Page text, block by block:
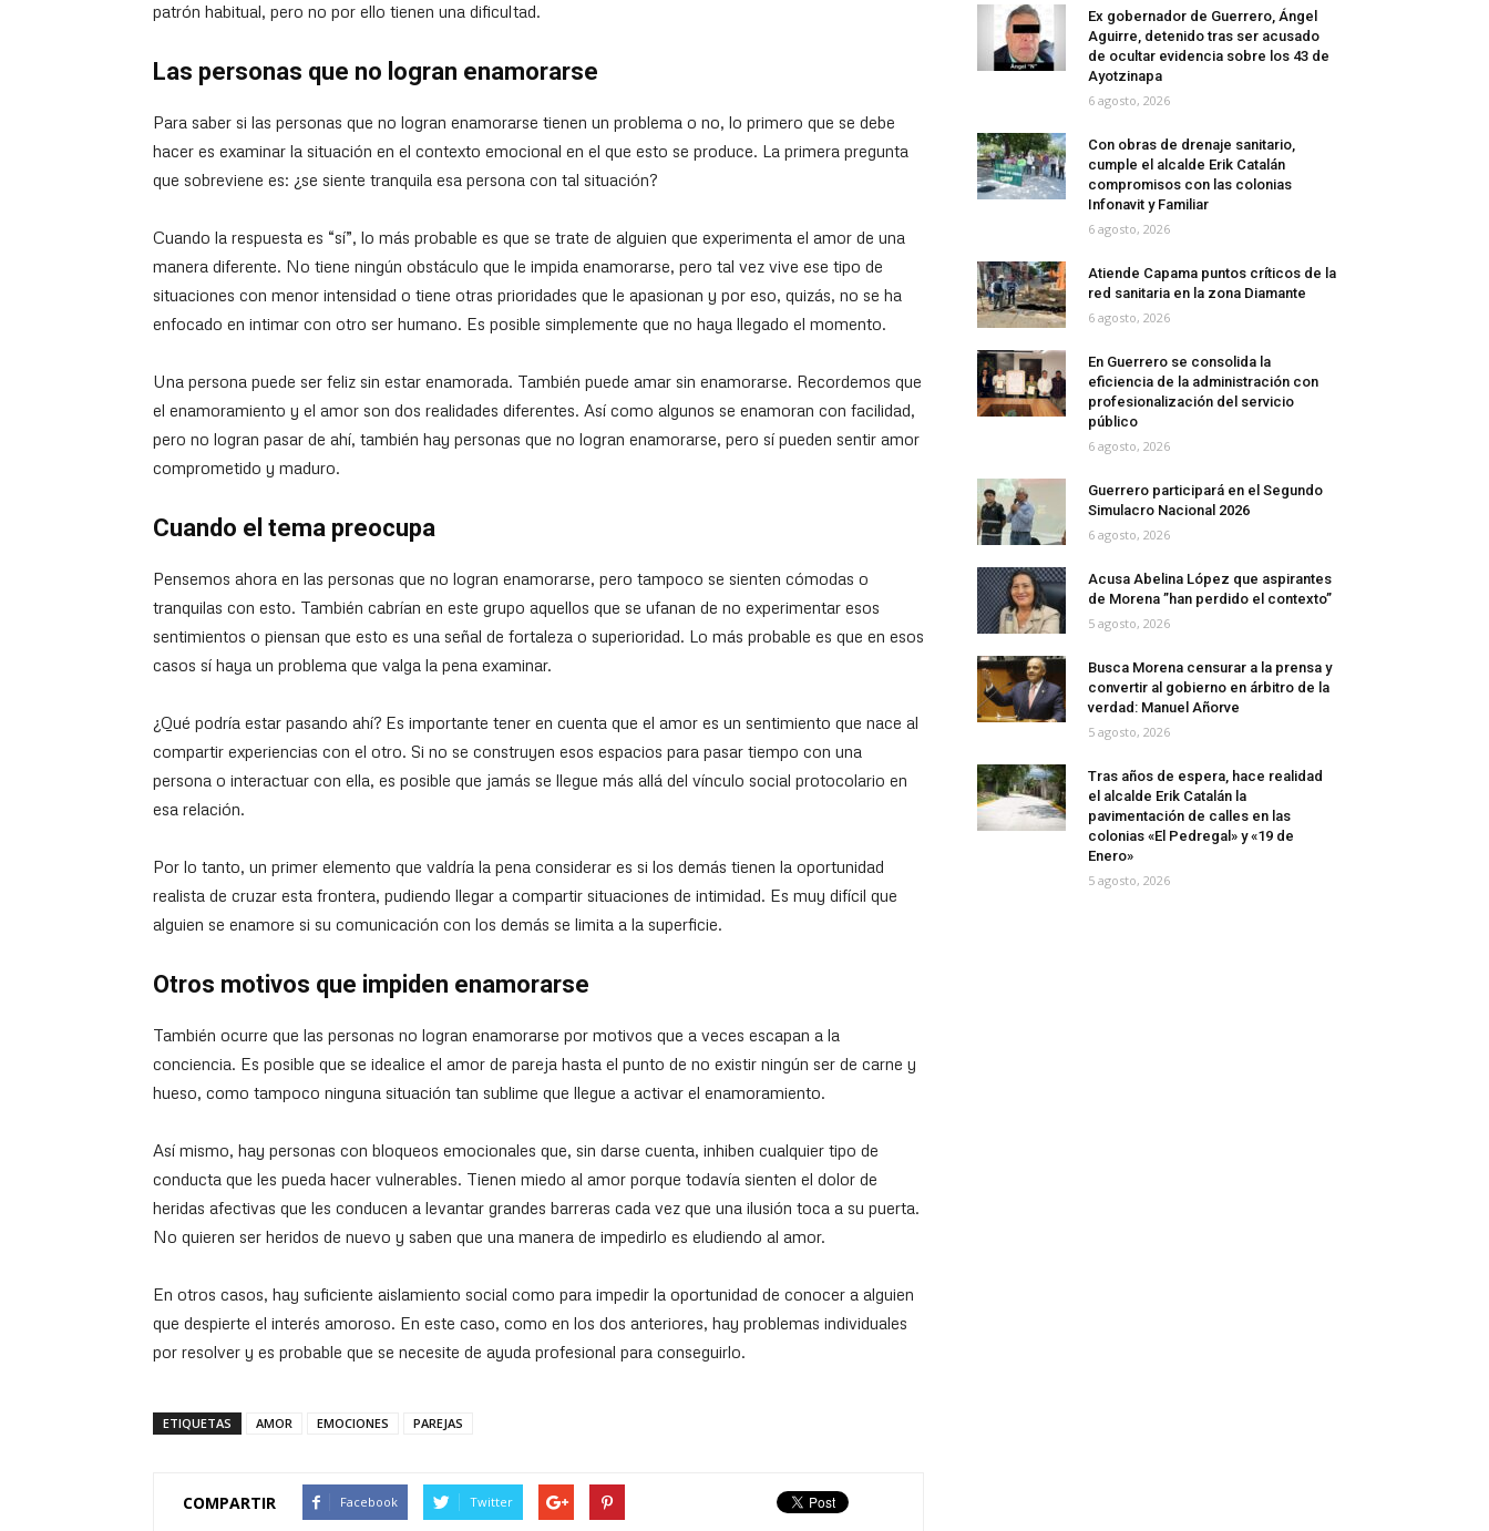
patrón habitual, pero no por ello tienen una dificultad.
Las personas que no logran enamorarse
Para saber si las personas que no logran enamorarse tienen un problema o no, lo primero que se debe
hacer es examinar la situación en el contexto emocional en el que esto se produce. La primera pregunta
que sobreviene es: ¿se siente tranquila esa persona con tal situación?
Cuando la respuesta es “sí”, lo más probable es que se trate de alguien que experimenta el amor de una
manera diferente. No tiene ningún obstáculo que le impida enamorarse, pero tal vez vive ese tipo de
situaciones con menor intensidad o tiene otras prioridades que le apasionan y por eso, quizás, no se ha
enfocado en intimar con otro ser humano. Es posible simplemente que no haya llegado el momento.
Una persona puede ser feliz sin estar enamorada. También puede amar sin enamorarse. Recordemos que
el enamoramiento y el amor son dos realidades diferentes. Así como algunos se enamoran con facilidad,
pero no logran pasar de ahí, también hay personas que no logran enamorarse, pero sí pueden sentir amor
comprometido y maduro.
Cuando el tema preocupa
Pensemos ahora en las personas que no logran enamorarse, pero tampoco se sienten cómodas o
tranquilas con esto. También cabrían en este grupo aquellos que se ufanan de no experimentar esos
sentimientos o piensan que esto es una señal de fortaleza o superioridad. Lo más probable es que en esos
casos sí haya un problema que valga la pena examinar.
¿Qué podría estar pasando ahí? Es importante tener en cuenta que el amor es un sentimiento que nace al
compartir experiencias con el otro. Si no se construyen esos espacios para pasar tiempo con una
persona o interactuar con ella, es posible que jamás se llegue más allá del vínculo social protocolario en
esa relación.
Por lo tanto, un primer elemento que valdría la pena considerar es si los demás tienen la oportunidad
realista de cruzar esta frontera, pudiendo llegar a compartir situaciones de intimidad. Es muy difícil que
alguien se enamore si su comunicación con los demás se limita a la superficie.
Otros motivos que impiden enamorarse
También ocurre que las personas no logran enamorarse por motivos que a veces escapan a la
conciencia. Es posible que se idealice el amor de pareja hasta el punto de no existir ningún ser de carne y
hueso, como tampoco ninguna situación tan sublime que llegue a activar el enamoramiento.
Así mismo, hay personas con bloqueos emocionales que, sin darse cuenta, inhiben cualquier tipo de
conducta que les pueda hacer vulnerables. Tienen miedo al amor porque todavía sienten el dolor de
heridas afectivas que les conducen a levantar grandes barreras cada vez que una ilusión toca a su puerta.
No quieren ser heridos de nuevo y saben que una manera de impedirlo es eludiendo al amor.
En otros casos, hay suficiente aislamiento social como para impedir la oportunidad de conocer a alguien
que despierte el interés amoroso. En este caso, como en los dos anteriores, hay problemas individuales
por resolver y es probable que se necesite de ayuda profesional para conseguirlo.
ETIQUETAS AMOR EMOCIONES PAREJAS
COMPARTIR Facebook Twitter
Ex gobernador de Guerrero, Ángel
Aguirre, detenido tras ser acusado
de ocultar evidencia sobre los 43 de
Ayotzinapa
6 agosto, 2026
Con obras de drenaje sanitario,
cumple el alcalde Erik Catalán
compromisos con las colonias
Infonavit y Familiar
6 agosto, 2026
Atiende Capama puntos críticos de la
red sanitaria en la zona Diamante
6 agosto, 2026
En Guerrero se consolida la
eficiencia de la administración con
profesionalización del servicio
público
6 agosto, 2026
Guerrero participará en el Segundo
Simulacro Nacional 2026
6 agosto, 2026
Acusa Abelina López que aspirantes
de Morena ”han perdido el contexto”
5 agosto, 2026
Busca Morena censurar a la prensa y
convertir al gobierno en árbitro de la
verdad: Manuel Añorve
5 agosto, 2026
Tras años de espera, hace realidad
el alcalde Erik Catalán la
pavimentación de calles en las
colonias «El Pedregal» y «19 de
Enero»
5 agosto, 2026